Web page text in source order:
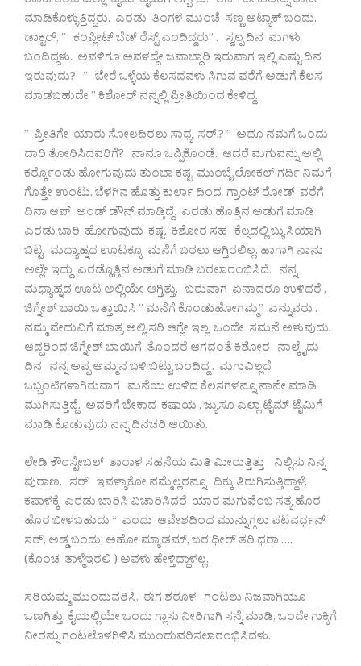
ಮಾಡಿಕೊಳ್ಳುತ್ತಿದ್ದರು. ಎರಡು ತಿಂಗಳ ಮುಂಚೆ ಸಣ್ಣ ಅಟ್ಯಾಕ್ ಬಂದು,
ಡಾಕ್ಟರ್, ” ಕಂಪ್ಲೀಟ್ ಬೆಡ್ ರೆಸ್ಟ್ ಎಂದಿದ್ದರು” . ಸ್ವಲ್ಪ ದಿನ ಮಗಳು
ಬಂದಿದ್ದಳು. ಅವಳಿಗೂ ಅವಳದ್ದೇ ಜವಾಬ್ದಾರಿ ಇರುವಾಗ ಇಲ್ಲಿ ಎಷ್ಟು ದಿನ
ಇರುವುದು? ” ಬೇರೆ ಒಳ್ಳೆಯ ಕೆಲಸದವಳು ಸಿಗುವ ವರೆಗೆ ಅಡುಗೆ ಕೆಲಸ
ಮಾಡಬಹುದೇ ” ಕಿಶೋರ್ ನನ್ನಲ್ಲಿ ಪ್ರೀತಿಯಿಂದ ಕೇಳಿದ್ದ.
” ಪ್ರೀತಿಗೇ ಯಾರು ಸೋಲದಿರಲು ಸಾಧ್ಯ ಸರ್.? ” ಅದೂ ನಮಗೆ ಒಂದು
ದಾರಿ ತೋರಿಸಿದವರಿಗೆ? ನಾನೂ ಒಪ್ಪಿಕೊಂಡೆ. ಆದರೆ ಮಗುವನ್ನು ಅಲ್ಲಿ
ಕರ್ರ್ಕೊಂಡು ಹೋಗುವುದು ತುಂಬಾ ಕಷ್ಟ. ಮುಂಬೈ ಲೋಕಲ್ ಗರ್ದಿ ನಿಮಗೆ
ಗೊತ್ತೇ ಉಂಟು. ಬೆಳಗಿನ ಹೊತ್ತು ಕುರ್ಲಾ ದಿಂದ ಗ್ರಾಂಟ್ ರೋಡ್ ವರೆಗೆ
ದಿನಾ ಆಪ್ ಅಂಡ್ ಡೌನ್ ಮಾಡ್ತಿದ್ದೆ. ಎರಡು ಹೊತ್ತಿನ ಅಡುಗೆ ಮಾಡಿ
ಎರಡು ಬಾರಿ ಹೋಗುವುದು ಕಷ್ಟ. ಕಿಶೋರ ಸಹ ಕೆಲ್ಸದಲ್ಲಿ ಬ್ಯುಸಿಯಾಗಿ
ಬಿಟ್ಟ. ಮಧ್ಯಾಹ್ನದ ಊಟಕ್ಕೂ ಮನೆಗೆ ಬರಲು ಆಗ್ತಿರಲಿಲ್ಲ. ಹಾಗಾಗಿ ನಾನು
ಅಲ್ಲೇ ಇದ್ದು ಎರಡ್ಹೊತ್ತಿನ ಅಡುಗೆ ಮಾಡಿ ಬರಲಾರಂಭಿಸಿದೆ. ನನ್ನ
ಮಧ್ಯಾಹ್ನದ ಊಟ ಅಲ್ಲಿಯೇ ಆಗ್ತಿತ್ತು. ಬರುವಾಗ ಏನಾದರೂ ಉಳಿದರೆ ,
ಜಿಗ್ನೇಶ್ ಭಾಯಿ ಒತ್ತಾಯಿಸಿ ” ಮನೆಗೆ ಕೊಂಡುಹೋಗಮ್ಮ” ಎನ್ನುವರು .
ನಮ್ಮ ವೇದುವಿಗೆ ಮಾತ್ರ ಅಲ್ಲಿ ಸರಿ ಆಗ್ಲೇ ಇಲ್ಲ. ಒಂದೇ ಸಮನೆ ಅಳುವುದು.
ಆದ್ದರಿಂದ ಜಿಗ್ನೇಶ್ ಭಾಯಿಗೆ ತೊಂದರೆ ಆಗದಂತೆ ಕಿಶೋರ ನಾಲ್ಕೈದು
ದಿನ ನನ್ನ ಅಪ್ಪ ಅಮ್ಮನ ಬಳಿ ಬಿಟ್ಟು ಬಂದಿದ್ದ . ಮಗುವಿಲ್ಲದೆ
ಒಬ್ಬಂಟಿಗಳಾಗಿರುವಾಗ ಮನೆಯ ಉಳಿದ ಕೆಲಸಗಳನ್ನೂ ನಾನೇ ಮಾಡಿ
ಮುಗಿಸುತ್ತಿದ್ದೆ. ಅವರಿಗೆ ಬೇಕಾದ ಕಷಾಯ , ಜ್ಯುಸೂ ಎಲ್ಲಾ ಟೈಮ್ ಟೈಮಿಗೆ
ಮಾಡಿ ಕೊಡುವುದು ನನ್ನ ದಿನಚರಿ ಆಯಿತು.
ಲೇಡಿ ಕೌಂಸ್ಟೇಬಲ್ ತಾರಾಳ ಸಹನೆಯ ಮಿತಿ ಮೀರುತ್ತಿತ್ತು ನಿಲ್ಲಿಸು ನಿನ್ನ
ಪುರಾಣ. ಸರ್ ಇವಳ್ಯಾಕೋ ನಮ್ಮೆಲ್ಲರನ್ನೂ ದಿಕ್ಕು ತಿರುಗಿಸುತ್ತಿದ್ದಾಳೆ.
ಕಪಾಳಕ್ಕೆ ಎರಡು ಬಾರಿಸಿ ವಿಚಾರಿಸಿದರೆ ಯಾರ ಮಗುವೆಂಬ ಸತ್ಯ ಹೊರ
ಹೊರ ಬೀಳಬಹುದು “ ಎಂದು ಆವೇಶದಿಂದ ಮುನ್ನುಗ್ಗಲು ಪಟವರ್ಧನ್
ಸರ್, ಅಡ್ಡ ಬಂದು, ಅಹೋ ಮ್ಯಾಡಮ್, ಜರ ಧೀರ್ ತರಿ ಧರಾ ….
(ಕೊಂಚ ತಾಳ್ಮೆಇರಲಿ ) ಅವಳು ಹೇಳ್ತಿದ್ದಾಳಲ್ಲ.
ಸರಿಯಮ್ಮ ಮುಂದುವರಿಸಿ, ಈಗ ಶರೂಳ ಗಂಟಲು ನಿಜವಾಗಿಯೂ
ಒಣಗಿತ್ತು. ಕೈಯಲ್ಲಿಯೇ ಒಂದು ಗ್ಲಾಸು ನೀರಿಗಾಗಿ ಸನ್ನೆ ಮಾಡಿ, ಒಂದೇ ಗುಕ್ಕಿಗೆ
ನೀರನ್ನು ಗಂಟಲೊಳಗಿಳಿಸಿ ಮುಂದುವರಿಸಲಾರಂಭಿಸಿದಳು.